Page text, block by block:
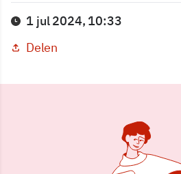
1 jul 2024, 10:33
Delen